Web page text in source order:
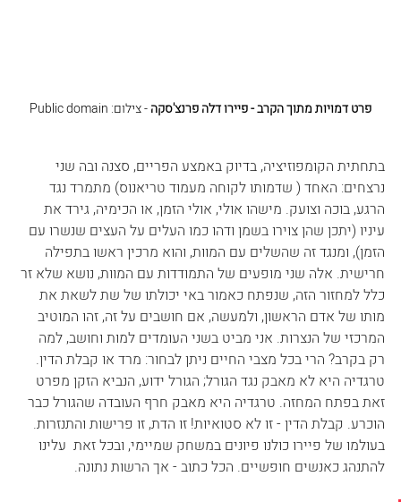
פרט דמויות מתוך הקרב - פיירו דלה פרנצ'סקה - צילום: Public domain
בתחתית הקומפוזיציה, בדיוק באמצע הפריים, סצנה ובה שני
נרצחים: האחד ( שדמותו לקוחה מעמוד טריאנוס) מתמרד נגד
הרגע, בוכה וצועק. מישהו אולי, אולי הזמן, או הכימיה, גירד את
עיניו (יתכן שהן צוירו בשמן ודהו כמו העלים על העצים שנשרו עם
הזמן), ומנגד זה שהשלים עם המוות, והוא מרכין ראשו בתפילה
חרישית. אלה שני מופעים של התמודדות עם המוות, נושא שלא זר
כלל למחזור הזה, שנפתח כאמור באי יכולתו של שת לשאת את
מותו של אדם הראשון, ולמעשה, אם חושבים על זה, זהו המוטיב
המרכזי של הנצרות. אני מביט בשני העומדים למות וחושב, למה
רק בקרב? הרי בכל מצבי החיים ניתן לבחור: מרד או קבלת הדין.
טרגדיה היא לא מאבק נגד הגורל; הגורל ידוע, הנביא הזקן מפרט
זאת בפתח המחזה. טרגדיה היא מאבק חרף העובדה שהגורל כבר
הוכרע. קבלת הדין - זו לא סטואיות! זו הדת, זו פרישות והתנזרות.
בעולמו של פיירו כולנו פיונים במשחק שמיימי, ובכל זאת  עלינו
להתנהג כאנשים חופשיים. הכל כתוב - אך הרשות נתונה.